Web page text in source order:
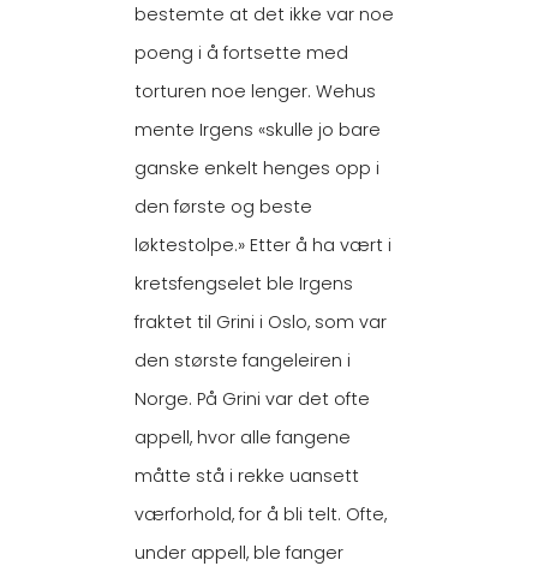
bestemte at det ikke var noe
poeng i å fortsette med
torturen noe lenger. Wehus
mente Irgens «skulle jo bare
ganske enkelt henges opp i
den første og beste
løktestolpe.» Etter å ha vært i
kretsfengselet ble Irgens
fraktet til Grini i Oslo, som var
den største fangeleiren i
Norge. På Grini var det ofte
appell, hvor alle fangene
måtte stå i rekke uansett
værforhold, for å bli telt. Ofte,
under appell, ble fanger